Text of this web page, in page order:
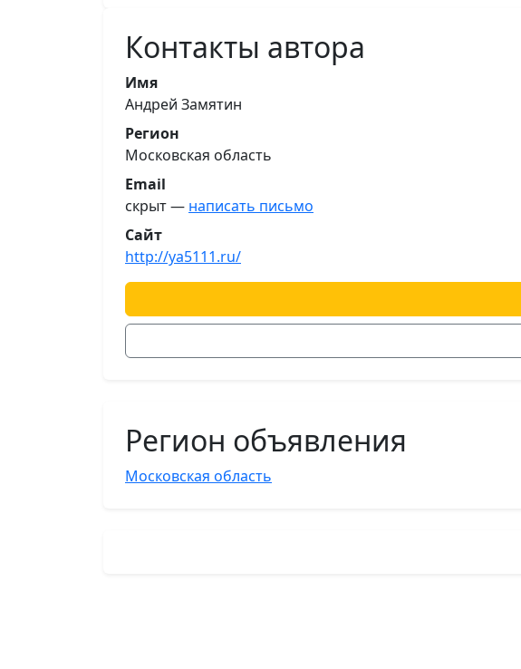
Контакты автора
Имя
Андрей Замятин
Регион
Московская область
Email
скрыт — написать письмо
Сайт
http://ya5111.ru/
Регион объявления
Московская область